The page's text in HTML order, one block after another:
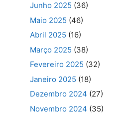
Junho 2025 (36)
Maio 2025 (46)
Abril 2025 (16)
Março 2025 (38)
Fevereiro 2025 (32)
Janeiro 2025 (18)
Dezembro 2024 (27)
Novembro 2024 (35)